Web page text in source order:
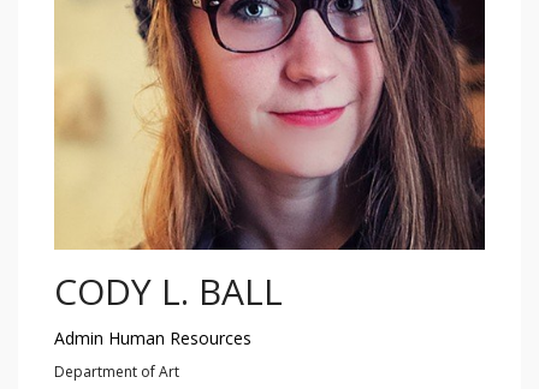
CODY L. BALL
Admin Human Resources
Department of Art